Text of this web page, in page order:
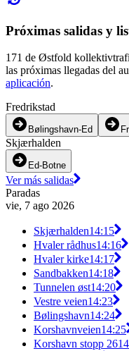
Próximas salidas y
171 de Østfold
las próximas llegadas del
aplicación.
Fredrikstad
Bølingshavn-Ed
Skjærhalden
Ed-Botne
Ver más salidas
Paradas
vie, 7 ago 2026
Skjærhalden14:15
Hvaler rådhus14:16
Hvaler kirke14:17
Sandbakken14:18
Tunnelen øst14:20
Vestre veien14:23
Bølingshavn14:24
Korshavnveien14:25
Korshavn stopp 26